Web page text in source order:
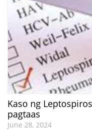
Kaso ng
pagtaas
June 28, 2024